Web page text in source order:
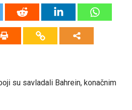
su savladali Bahrein, konačnim